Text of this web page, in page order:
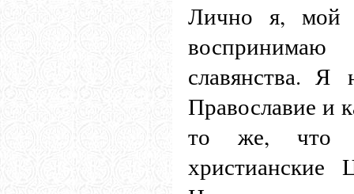
Лично я, мой
воспринимаю
славянства. Я
Православие и
то же, что